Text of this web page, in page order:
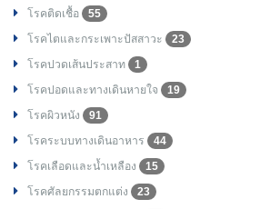
โรคติดเชื้อ
55
โรคไตและกระเพาะปัสสาวะ
23
โรคปวดเส้นประสาท
1
โรคปอดและทางเดินหายใจ
19
โรคผิวหนัง
91
โรคระบบทางเดินอาหาร
44
โรคเลือดและน้ำเหลือง
15
โรคศัลยกรรมตกแต่ง
23